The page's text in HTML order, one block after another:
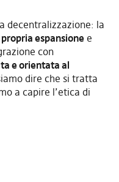
decentralizzazione: la
espansionee
con
e orientata al
dire che si tratta
a capire l’etica di